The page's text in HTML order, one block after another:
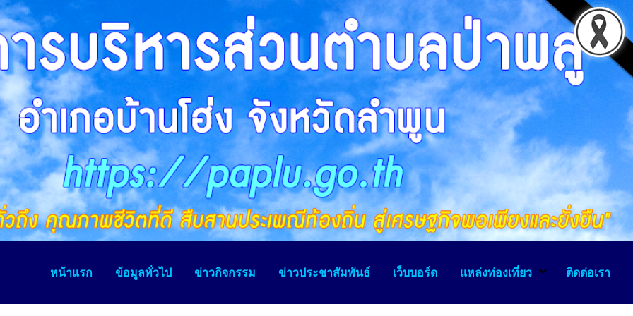
หน้าแรก ข้อมูลทั่วไป ข่าวกิจกรรม ข่าวประชาสัมพันธ์ เว็บบอร์ด แหล่งท่องเที่ยว ติดต่อเรา